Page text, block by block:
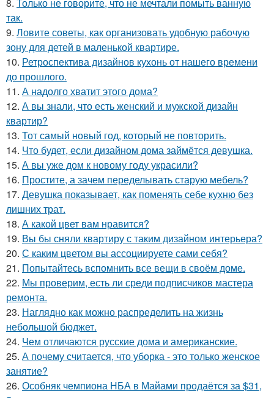
так.
9. Ловите советы, как организовать удобную рабочую
зону для детей в маленькой квартире.
10. Ретроспектива дизайнов кухонь от нашего времени
до прошлого.
11. А надолго хватит этого дома?
12. А вы знали, что есть женский и мужской дизайн
квартир?
13. Тот самый новый год, который не повторить.
14. Что будет, если дизайном дома займётся девушка.
15. А вы уже дом к новому году украсили?
16. Простите, а зачем переделывать старую мебель?
17. Девушка показывает, как поменять себе кухню без
лишних трат.
18. А какой цвет вам нравится?
19. Вы бы сняли квартиру с таким дизайном интерьера?
20. С каким цветом вы ассоциируете сами себя?
21. Попытайтесь вспомнить все вещи в своём доме.
22. Мы проверим, есть ли среди подписчиков мастера
ремонта.
23. Наглядно как можно распределить на жизнь
небольшой бюджет.
24. Чем отличаются русские дома и американские.
25. А почему считается, что уборка - это только женское
занятие?
26. Особняк чемпиона НБА в Майами продаётся за $31,